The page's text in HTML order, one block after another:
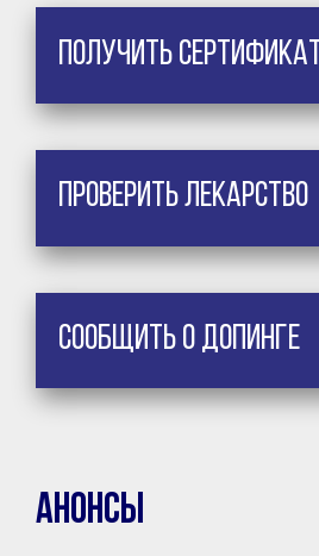
Получить сертификат
Проверить лекарство
Сообщить о допинге
Анонсы